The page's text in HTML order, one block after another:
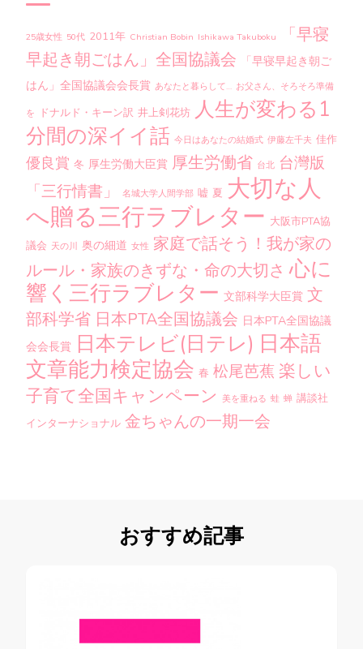
25歳女性 50代 2011年 Christian Bobin Ishikawa Takuboku
「早寝
早起き朝ごはん」全国協議会
「早寝早起き朝ご
はん」全国協議会会長賞 あなたと暮らして… お父さん、そろそろ準備
を ドナルド・キーン訳 井上剣花坊 人生が変わる1
分間の深イイ話 今日はあなたの結婚式 伊藤左千夫 佳作
優良賞 冬 厚生労働大臣賞 厚生労働省 台北 台灣版
「三行情書」
名城大学人間学部 嘘 夏 大切な人
へ贈る三行ラブレター 大阪市PTA協
議会 天の川 奥の細道 女性 家庭で話そう！我が家の
ルール・家族のきずな・命の大切さ 心に
響く三行ラブレター 文部科学大臣賞 文
部科学省 日本PTA全国協議会 日本PTA全国協議
会会長賞 日本テレビ(日テレ) 日本語
文章能力検定協会 春 松尾芭蕉 楽しい
子育て全国キャンペーン 美を重ねる 蛙 蝉 講談社
インターナショナル 金ちゃんの一期一会
おすすめ記事